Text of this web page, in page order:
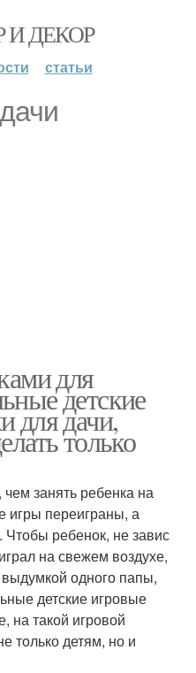
И ДЕКОР
статьи
для
детские
для дачи,
только
занять ребенка на
игры переиграны, а
Чтобы ребенок, не завис
на свежем воздухе,
одного папы,
детские игровые
на такой игровой
только детям, но и